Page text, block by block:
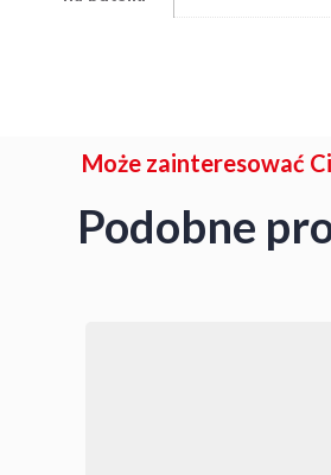
Może zainteresować
Podobne